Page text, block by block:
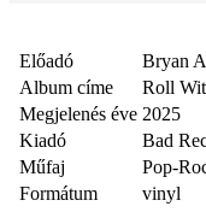
Előadó
Bryan
Album címe
Roll
Megjelenés éve 2025
Kiadó
Bad
Műfaj
Pop-
Formátum
vinyl